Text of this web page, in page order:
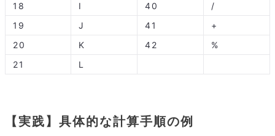
18
I 40
/
19
J 41
+
20
K 42
%
21
L
【実践】具体的な計算手順の例